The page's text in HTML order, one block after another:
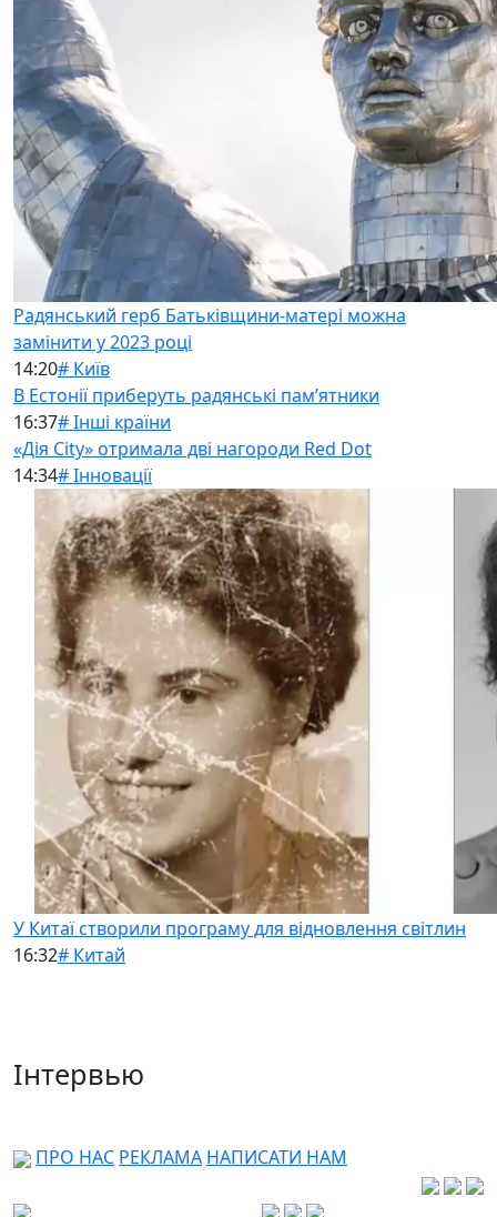
Радянський герб Батьківщини-матері можна
замінити у 2023 році
14:20# Київ
В Естонії приберуть радянські памʼятники
16:37# Інші країни
«Дія City» отримала дві нагороди Red Dot
14:34# Інновації
У Китаї створили програму для відновлення світлин
16:32# Китай
Інтервью
ПРО НАС РЕКЛАМА НАПИСАТИ НАМ